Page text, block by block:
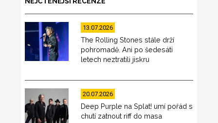
13.07.2026
The Rolling Stones stále drží
pohromadě. Ani po šedesáti
letech neztratili jiskru
20.07.2026
Deep Purple na Splat! umí pořád s
chutí zatnout riff do masa